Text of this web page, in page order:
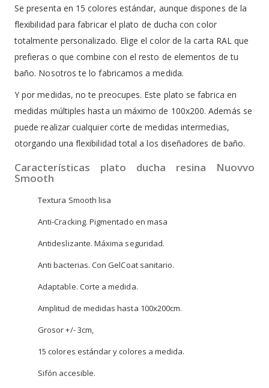
Se presenta en 15 colores estándar, aunque dispones de la
flexibilidad para fabricar el plato de ducha con color
totalmente personalizado. Elige el color de la carta RAL que
prefieras o que combine con el resto de elementos de tu
baño. Nosotros te lo fabricamos a medida.
Y por medidas, no te preocupes. Este plato se fabrica en
medidas múltiples hasta un máximo de 100x200. Además se
puede realizar cualquier corte de medidas intermedias,
otorgando una flexibilidad total a los diseñadores de baño.
Características plato ducha resina Nuovvo
Smooth
Textura Smooth lisa
Anti-Cracking. Pigmentado en masa
Antideslizante. Máxima seguridad.
Anti bacterias. Con GelCoat sanitario.
Adaptable. Corte a medida.
Amplitud de medidas hasta 100x200cm.
Grosor +/- 3cm,
15 colores estándar y colores a medida.
Sifón accesible.